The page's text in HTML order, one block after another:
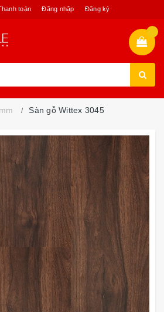
toán Đăng nhập Đăng ký
Sàn gỗ Wittex 3045